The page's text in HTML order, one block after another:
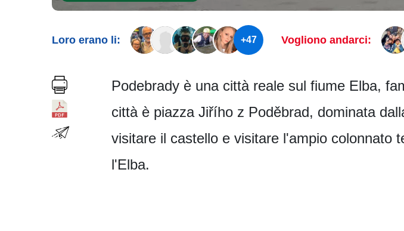
Loro erano li: +47 Vogliono andarci:
Podebrady è una città reale sul fiume Elba,
città è piazza Jiřího z Poděbrad, dominata
visitare il castello e visitare l'ampio colonnato
l'Elba.